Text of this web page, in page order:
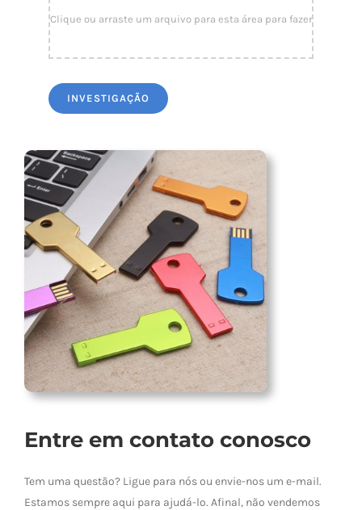
LED Lamp
Entre em contato conosco
Tem uma questão? Ligue para nós ou envie-nos um e-mail.
Estamos sempre aqui para ajudá-lo. Afinal, não vendemos
INVESTIGAÇÃO